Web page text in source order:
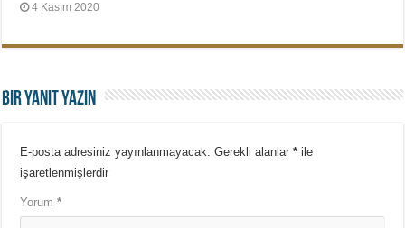
4 Kasım 2020
Bir yanıt yazın
E-posta adresiniz yayınlanmayacak. Gerekli alanlar* ile
işaretlenmişlerdir
Yorum*